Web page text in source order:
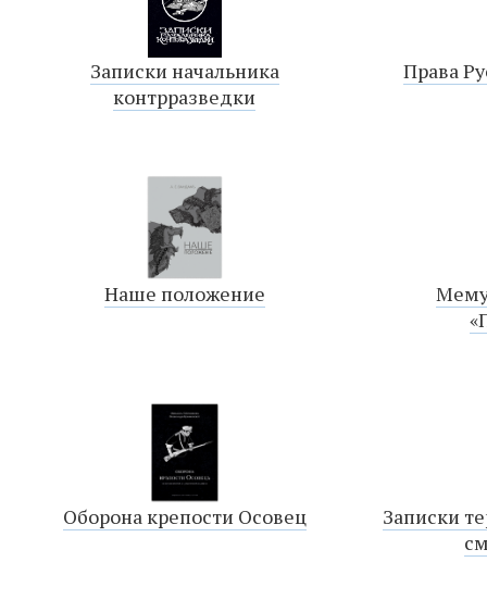
Записки начальника
контрразведки
Права
Наше положение
Оборона крепости Осовец
Записки